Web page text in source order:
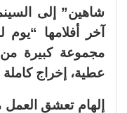
شاهين” إلى
آخر أفلامها
مجموعة كبيرة
عطية، إخراج كاملة
إلهام تعشق